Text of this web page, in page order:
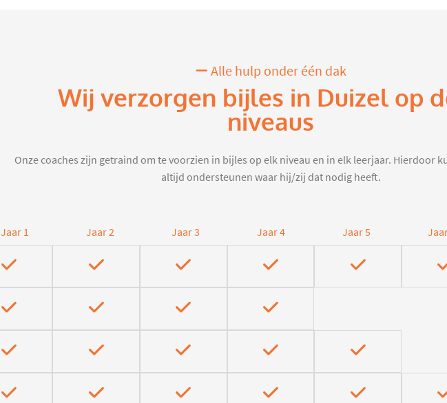
Alle hulp onder één dak
Wij verzorgen bijles in Duizel op
niveaus
Onze coaches zijn getraind om te voorzien in bijles op elk niveau en in elk leerjaar. Hierdoor
altijd ondersteunen waar hij/zij dat nodig heeft.
Jaar 1 Jaar 2 Jaar 3 Jaar 4 Jaar 5